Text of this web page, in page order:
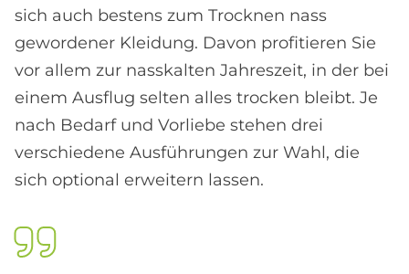
sich auch bestens zum Trocknen nass
gewordener Kleidung. Davon profitieren Sie
vor allem zur nasskalten Jahreszeit, in der bei
einem Ausflug selten alles trocken bleibt. Je
nach Bedarf und Vorliebe stehen drei
verschiedene Ausführungen zur Wahl, die
sich optional erweitern lassen.